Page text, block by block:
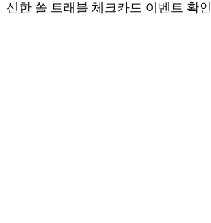
신한 쏠 트래블 체크카드 이벤트 확인